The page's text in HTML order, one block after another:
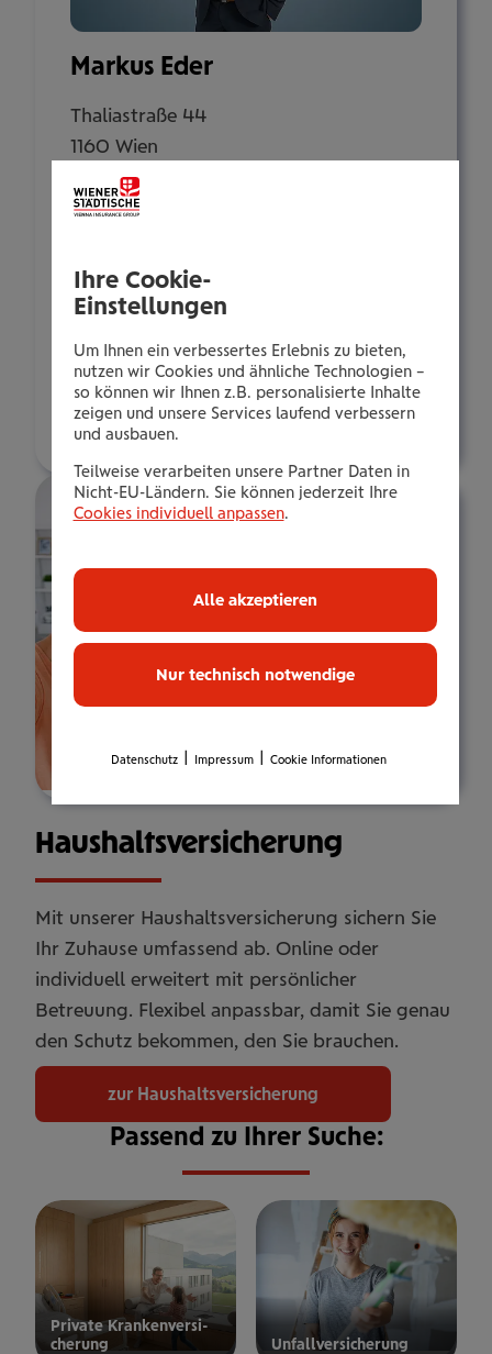
Markus Eder
Thaliastraße 44
1160 Wien
Tel.:
Mobil:
+436646013951133
E-Mail:
m.eder@wienerstaedtische.at
Über mich
Haus­halts­ver­si­che­rung
Mit unserer Haushaltsversicherung sichern Sie
Ihr Zuhause umfassend ab. Online oder
individuell erweitert mit persönlicher
Betreuung. Flexibel anpassbar, damit Sie genau
den Schutz bekommen, den Sie brauchen.
zur Haushaltsversicherung
Passend zu Ihrer Suche:
Private Kran­ken­­­ver­si­
che­rung
Unfall­ver­si­che­rung
Ihre Cookie-
Einstellungen
Um Ihnen ein verbessertes Erlebnis zu bieten,
nutzen wir Cookies und ähnliche Technologien –
so können wir Ihnen z.B. personalisierte Inhalte
zeigen und unsere Services laufend verbessern
und ausbauen.
Teilweise verarbeiten unsere Partner Daten in
Nicht-EU-Ländern. Sie können jederzeit Ihre
Cookies individuell anpassen.
Nur technisch notwendige
Alle akzeptieren
Datenschutz Impressum Cookie Informationen